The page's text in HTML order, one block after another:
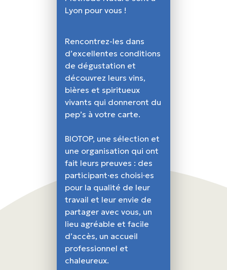
Lyon pour vous !
Rencontrez-les dans
d’excellentes conditions
de dégustation et
découvrez leurs vins,
bières et spiritueux
vivants qui donneront du
pep’s à votre carte.
BIOTOP, une sélection et
une organisation qui ont
fait leurs preuves : des
participant·es choisi·es
pour la qualité de leur
travail et leur envie de
partager avec vous, un
lieu agréable et facile
d’accès, un accueil
professionnel et
chaleureux.